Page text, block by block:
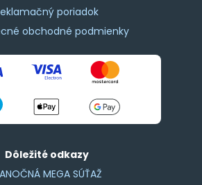
poriadok
obchodné podmienky
Dôležité odkazy
MEGA SÚŤAŽ